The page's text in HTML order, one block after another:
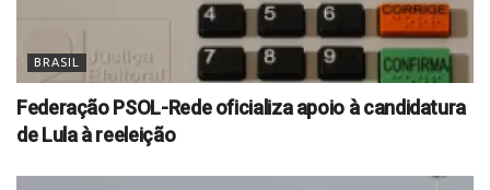
BRASIL
Federação PSOL-Rede oficializa apoio à candidatura
de Lula à reeleição